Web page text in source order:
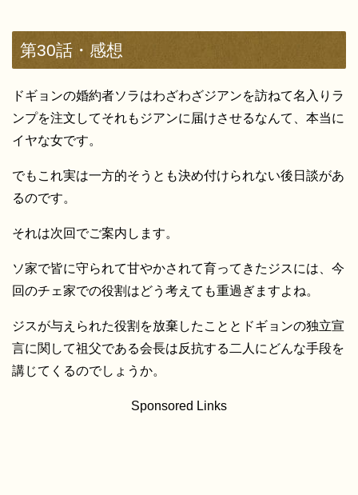
第30話・感想
ドギョンの婚約者ソラはわざわざジアンを訪ねて名入りラ
ンプを注文してそれもジアンに届けさせるなんて、本当に
イヤな女です。
でもこれ実は一方的そうとも決め付けられない後日談があ
るのです。
それは次回でご案内します。
ソ家で皆に守られて甘やかされて育ってきたジスには、今
回のチェ家での役割はどう考えても重過ぎますよね。
ジスが与えられた役割を放棄したこととドギョンの独立宣
言に関して祖父である会長は反抗する二人にどんな手段を
講じてくるのでしょうか。
Sponsored Links